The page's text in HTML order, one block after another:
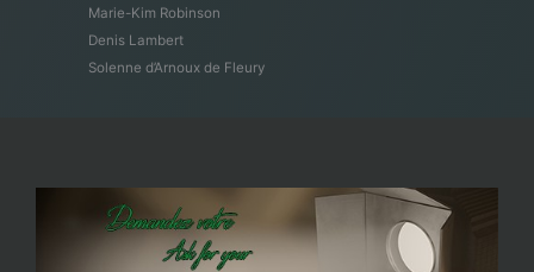
Marie-Kim Robinson
Denis Lambert
Solenne d’Arnoux de Fleury